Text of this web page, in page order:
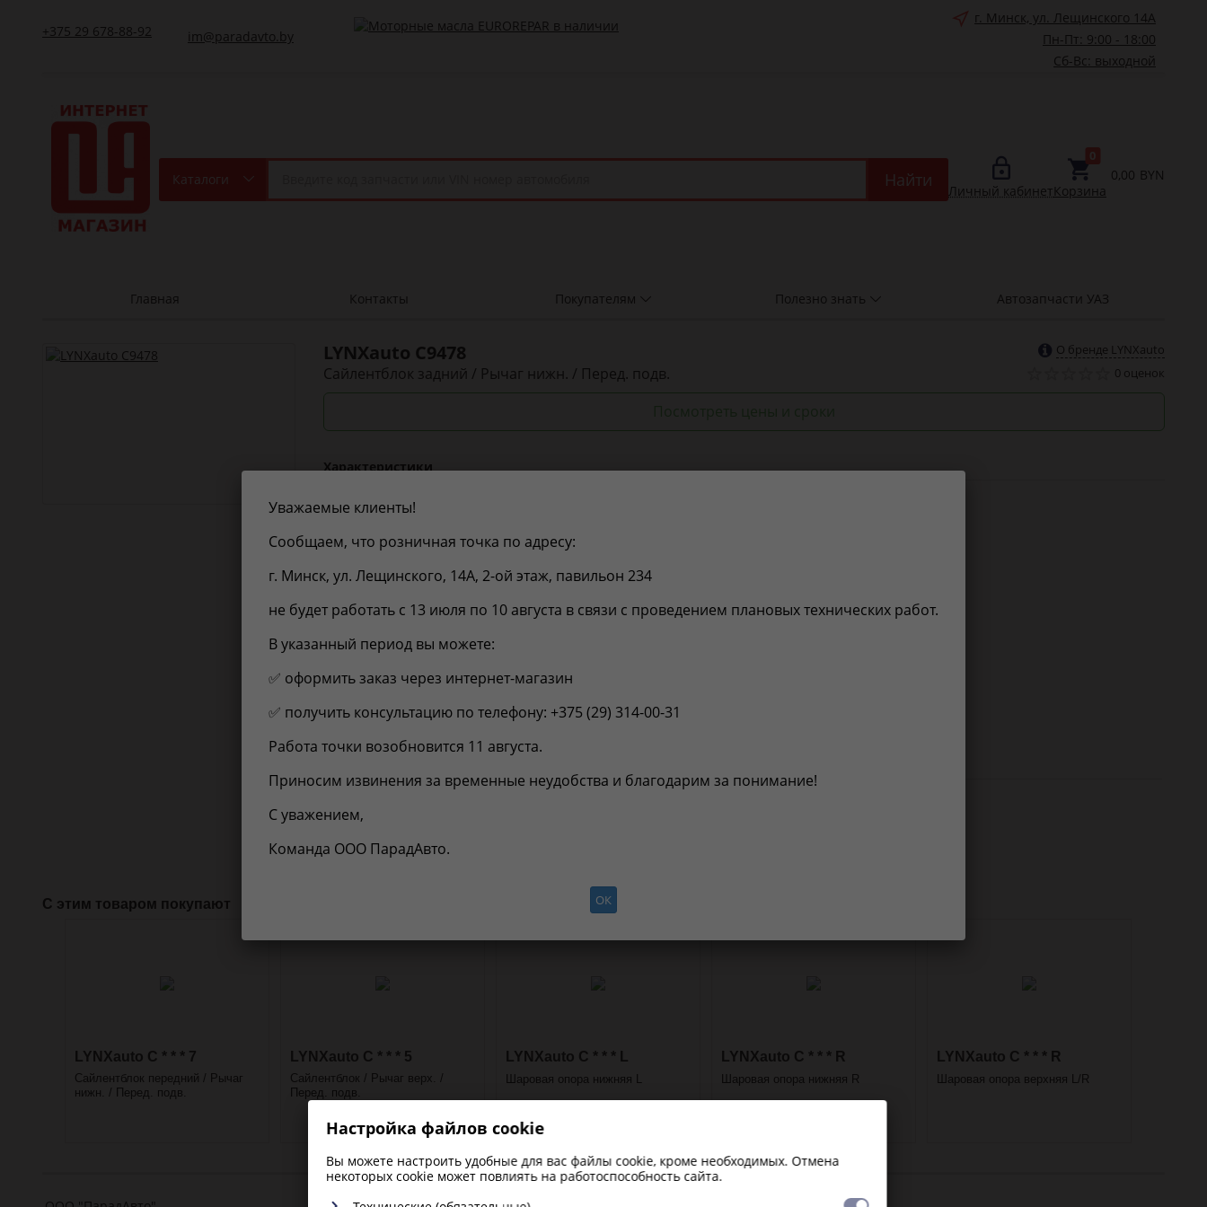
Настройка файлов cookie
Вы можете настроить удобные для вас файлы cookie, кроме необходимых. Отмена
некоторых cookie может повлиять на работоспособность сайта.
+375 29 678-88-92 im@paradavto.by
г. Минск, ул. Лещинского 14А
Пн-Пт: 9:00 - 18:00
Сб-Вс: выходной
Каталоги Найти
Личный кабинет Корзина
0
0,00 BYN
Главная Контакты Покупателям Полезно знать Автозапчасти УАЗ
О бренде LYNXauto
0 оценок
LYNXauto C9478
Сайлентблок задний / Рычаг нижн. / Перед. подв.
Характеристики
Из справочника ABCP
Объем упаковки, л:
Расширенное
Сайлентблок (задний) переднего нижнего
Товарная группа:
сайлентблоки рычагов подвески
Длина, мм:
90
Высота, мм:
60
Нет информации о применимости
С этим товаром покупают
LYNXauto C * * * 7
Сайлентблок передний / Рычаг
нижн. / Перед. подв.
LYNXauto C * * * 5
Сайлентблок / Рычаг верх. /
Перед. подв.
LYNXauto C * * * L
Шаровая опора нижняя L
LYNXauto C * * * R
Шаровая опора нижняя R
LYNXauto C * * * R
Шаровая опора верхняя L/R
Уважаемые клиенты!
Сообщаем, что розничная точка по адресу:
г. Минск, ул. Лещинского, 14А, 2-ой этаж, павильон 234
не будет работать с 13 июля по 10 августа в связи с проведением плановых технических работ.
В указанный период вы можете:
✅ оформить заказ через интернет-магазин
✅ получить консультацию по телефону: +375 (29) 314-00-31
Работа точки возобновится 11 августа.
Приносим извинения за временные неудобства и благодарим за понимание!
С уважением,
Команда ООО ПарадАвто.
ОК